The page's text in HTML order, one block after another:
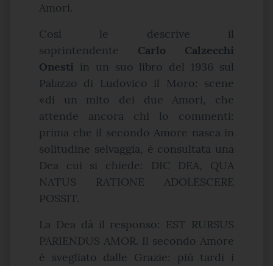
Amori.
Così le descrive il
soprintendente Carlo Calzecchi
Onesti in un suo libro del 1936 sul
Palazzo di Ludovico il Moro: scene
«di un mito dei due Amori, che
attende ancora chi lo commenti:
prima che il secondo Amore nasca in
solitudine selvaggia, è consultata una
Dea cui si chiede: DIC DEA, QUA
NATUS RATIONE ADOLESCERE
POSSIT.
La Dea dà il responso: EST RURSUS
PARIENDUS AMOR. Il secondo Amore
è svegliato dalle Grazie: più tardi i